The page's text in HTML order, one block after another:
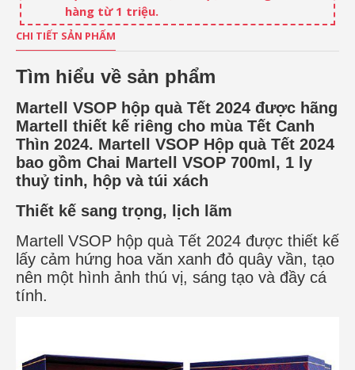
hàng từ 1 triệu.
CHI TIẾT SẢN PHẨM
Tìm hiểu về sản phẩm
Martell VSOP hộp quà Tết 2024 được hãng
Martell thiết kế riêng cho mùa Tết Canh
Thìn 2024. Martell VSOP Hộp quà Tết 2024
bao gồm Chai Martell VSOP 700ml, 1 ly
thuỷ tinh, hộp và túi xách
Thiết kế sang trọng, lịch lãm
Martell VSOP hộp quà Tết 2024 được thiết kế
lấy cảm hứng hoa văn xanh đỏ quây vần, tạo
nên một hình ảnh thú vị, sáng tạo và đầy cá
tính.